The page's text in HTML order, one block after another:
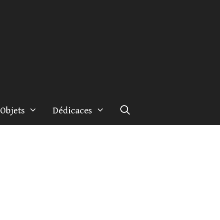
Objets Dédicaces